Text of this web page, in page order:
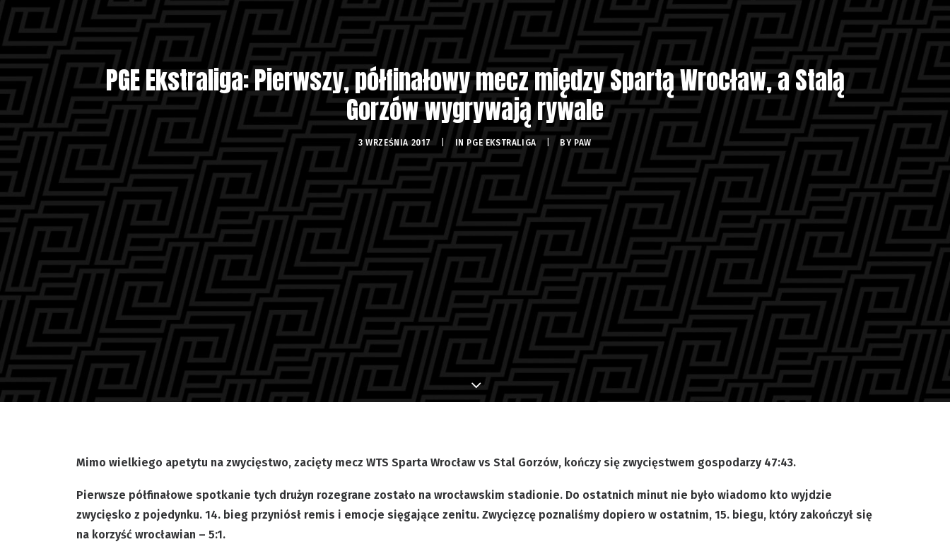
PGE Ekstraliga: Pierwszy, półfinałowy mecz między Spartą Wrocław, a Stalą
Gorzów wygrywają rywale
3 WRZEŚNIA 2017 IN PGE EKSTRALIGA BY PAW
Mimo wielkiego apetytu na zwycięstwo, zacięty mecz WTS Sparta Wrocław vs Stal Gorzów, kończy się zwycięstwem gospodarzy 47:43.
Pierwsze półfinałowe spotkanie tych drużyn rozegrane zostało na wrocławskim stadionie. Do ostatnich minut nie było wiadomo kto wyjdzie
zwycięsko z pojedynku. 14. bieg przyniósł remis i emocje sięgające zenitu. Zwycięzcę poznaliśmy dopiero w ostatnim, 15. biegu, który zakończył się
na korzyść wrocławian – 5:1.